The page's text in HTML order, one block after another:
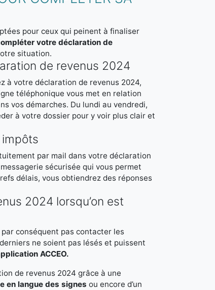
pour ceux qui peinent à finaliser
votre déclaration de
situation.
de revenus 2024
à votre déclaration de revenus 2024,
téléphonique vous met en relation
vos démarches. Du lundi au vendredi,
à votre dossier pour y voir plus clair et
par mail dans votre déclaration
sécurisée qui vous permet
délais, vous obtiendrez des réponses
2024 lorsqu’on est
par conséquent pas contacter les
ne soient pas lésés et puissent
ACCEO.
de revenus 2024 grâce à une
en langue des signes ou encore d’un